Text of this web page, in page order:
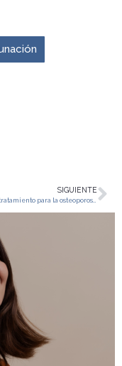
SIGUIENTE
Aclasta, un tratamiento para la osteoporosis